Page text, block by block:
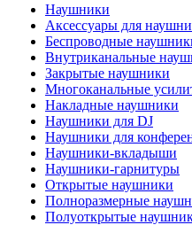
Наушники
Аксессуары для
Беспроводные
Внутриканальные
Закрытые наушники
Многоканальные
Накладные наушники
Наушники для DJ
Наушники для
Наушники-вкладыши
Наушники-гарнитуры
Открытые наушники
Полноразмерные
Полуоткрытые